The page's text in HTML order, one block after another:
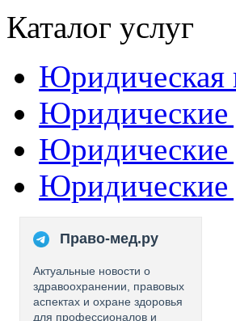
Каталог услуг
Юридическая
Юридические
Юридические
Юридические
Право-мед.ру
Актуальные новости о
здравоохранении, правовых
аспектах и охране здоровья
для профессионалов и